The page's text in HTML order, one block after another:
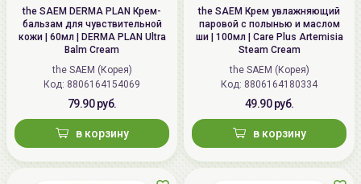
the SAEM DERMA PLAN Крем-
бальзам для чувствительной
кожи | 60мл | DERMA PLAN Ultra
Balm Cream
the SAEM (Корея)
Код: 8806164154069
79.90 руб.
в корзину
the SAEM Крем увлажняющий
паровой с полынью и маслом
ши | 100мл | Care Plus Artemisia
Steam Cream
the SAEM (Корея)
Код: 8806164180334
49.90 руб.
в корзину